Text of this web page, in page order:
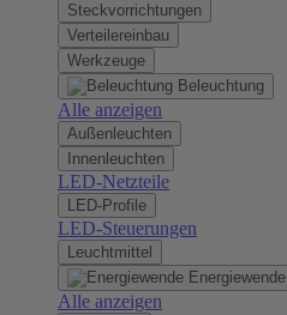
Steckvorrichtungen
Verteilereinbau
Werkzeuge
Beleuchtung
Alle anzeigen
Außenleuchten
Innenleuchten
LED-Netzteile
LED-Profile
LED-Steuerungen
Leuchtmittel
Energiewende
Alle anzeigen